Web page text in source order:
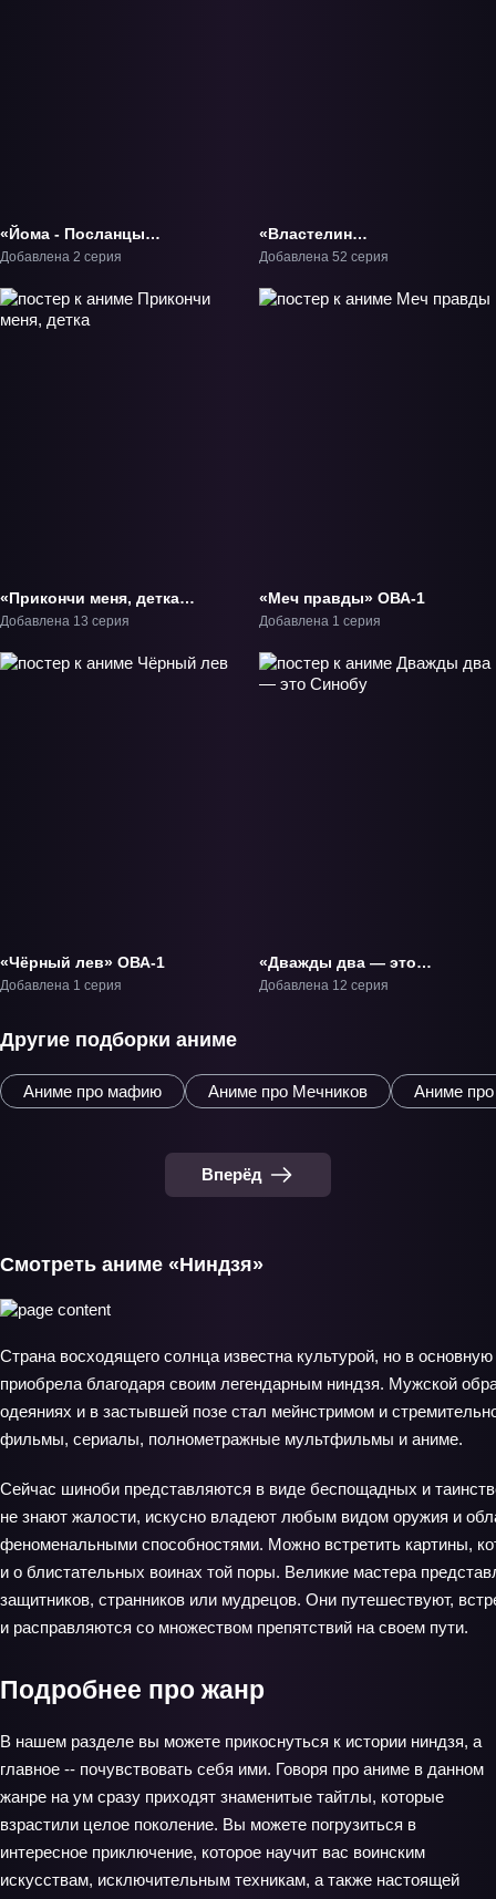
«Йома - Посланцы
царства тьмы» ОВА-1
Добавлена 2 серия
«Властелин
властелинов Рыцарь
Добавлена 52 серия
«Прикончи меня, детка»
ТВ-1
Добавлена 13 серия
«Меч правды» ОВА-1
Добавлена 1 серия
«Чёрный лев» ОВА-1
Добавлена 1 серия
«Дважды два — это
Синобу» ТВ-1
Добавлена 12 серия
Другие подборки аниме
Аниме про мафию Аниме про Мечников Аниме
Вперёд
Смотреть аниме «Ниндзя»
Страна восходящего солнца известна культурой, но в
приобрела благодаря своим легендарным ниндзя. Мужской
одеяниях и в застывшей позе стал мейнстримом и
фильмы, сериалы, полнометражные мультфильмы и аниме.
Сейчас шиноби представляются в виде беспощадных и
не знают жалости, искусно владеют любым видом оружия и
феноменальными способностями. Можно встретить картины,
и о блистательных воинах той поры. Великие мастера
защитников, странников или мудрецов. Они путешествуют,
и расправляются со множеством препятствий на своем пути.
Подробнее про жанр
В нашем разделе вы можете прикоснуться к истории ниндзя, а
главное -- почувствовать себя ими. Говоря про аниме в данном
жанре на ум сразу приходят знаменитые тайтлы, которые
взрастили целое поколение. Вы можете погрузиться в
интересное приключение, которое научит вас воинским
искусствам, исключительным техникам, а также настоящей